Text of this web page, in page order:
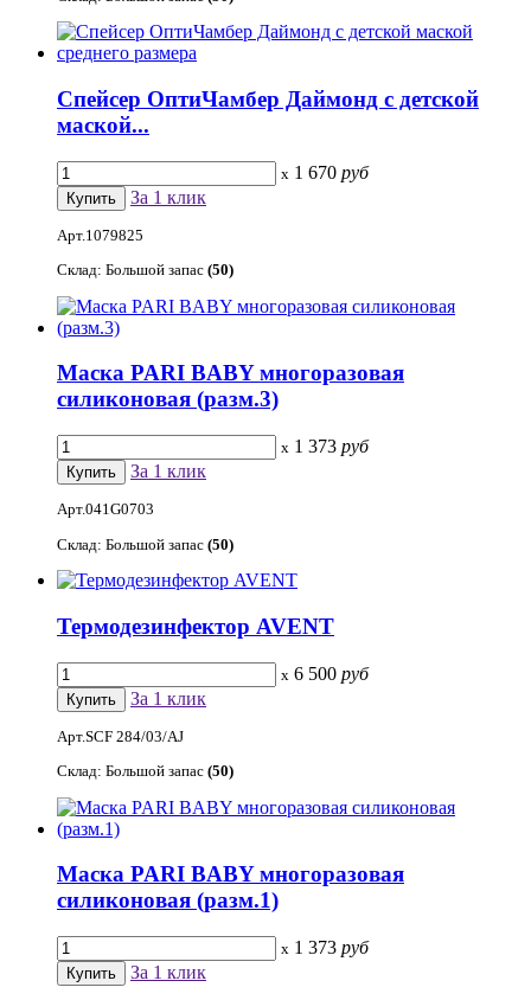
Cпейсер ОптиЧамбер Даймонд с детской
маской...
x 1 670 руб
За 1 клик
Арт.1079825
Склад: Большой запас (50)
Маска PARI BABY многоразовая
силиконовая (разм.3)
x 1 373 руб
За 1 клик
Арт.041G0703
Склад: Большой запас (50)
Термодезинфектор AVENT
x 6 500 руб
За 1 клик
Арт.SCF 284/03/AJ
Склад: Большой запас (50)
Маска PARI BABY многоразовая
силиконовая (разм.1)
x 1 373 руб
За 1 клик